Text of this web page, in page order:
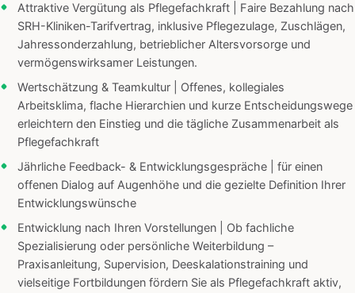
Attraktive Vergütung als Pflegefachkraft | Faire Bezahlung nach
SRH-Kliniken-Tarifvertrag, inklusive Pflegezulage, Zuschlägen,
Jahressonderzahlung, betrieblicher Altersvorsorge und
vermögenswirksamer Leistungen.
Wertschätzung & Teamkultur | Offenes, kollegiales
Arbeitsklima, flache Hierarchien und kurze Entscheidungswege
erleichtern den Einstieg und die tägliche Zusammenarbeit als
Pflegefachkraft
Jährliche Feedback- & Entwicklungsgespräche | für einen
offenen Dialog auf Augenhöhe und die gezielte Definition Ihrer
Entwicklungswünsche
Entwicklung nach Ihren Vorstellungen | Ob fachliche
Spezialisierung oder persönliche Weiterbildung –
Praxisanleitung, Supervision, Deeskalationstraining und
vielseitige Fortbildungen fördern Sie als Pflegefachkraft aktiv,